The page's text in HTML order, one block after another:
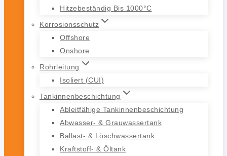
Hitzebeständig Bis 1000°C
Korrosionsschutz
Offshore
Onshore
Rohrleitung
Isoliert (CUI)
Tankinnenbeschichtung
Ableitfähige Tankinnenbeschichtung
Abwasser- & Grauwassertank
Ballast- & Löschwassertank
Kraftstoff- & Öltank